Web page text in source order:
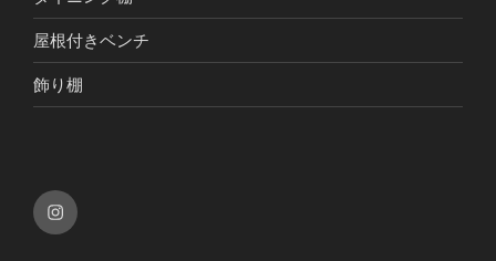
屋根付きベンチ
飾り棚
Instagram